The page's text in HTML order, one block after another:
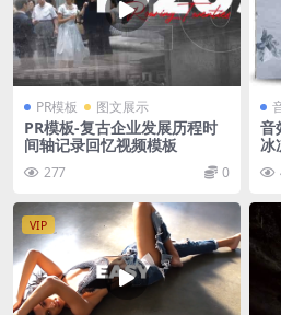
PR模板 图文展示
PR模板-复古企业发展历程时
间轴记录回忆视频模板
277 0
音
冰
VIP